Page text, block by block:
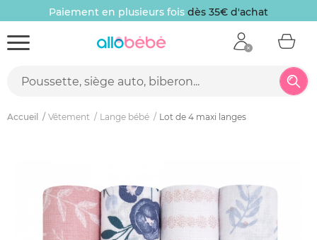
Paiement en plusieurs fois dès 35€ d'achat
Accueil Vêtement Lange bébé Lot de 4 maxi langes